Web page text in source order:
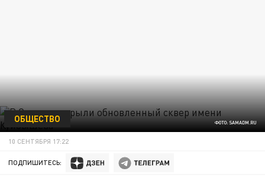
ФОТО: SAMADM.RU
ОБЩЕСТВО
10 СЕНТЯБРЯ 17:22
ПОДПИШИТЕСЬ: